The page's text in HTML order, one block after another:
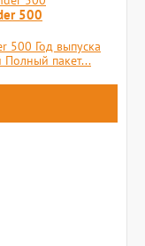
500
500 Год выпуска
пакет...